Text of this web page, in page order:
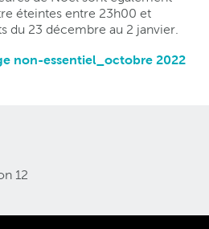
éteintes entre 23h00 et
du 23 décembre au 2 janvier.
non-essentiel_octobre 2022
12